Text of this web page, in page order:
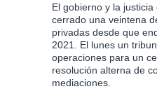
El gobierno y la
cerrado una veintena
privadas desde que
2021. El lunes un
operaciones para un
resolución alterna de
mediaciones.